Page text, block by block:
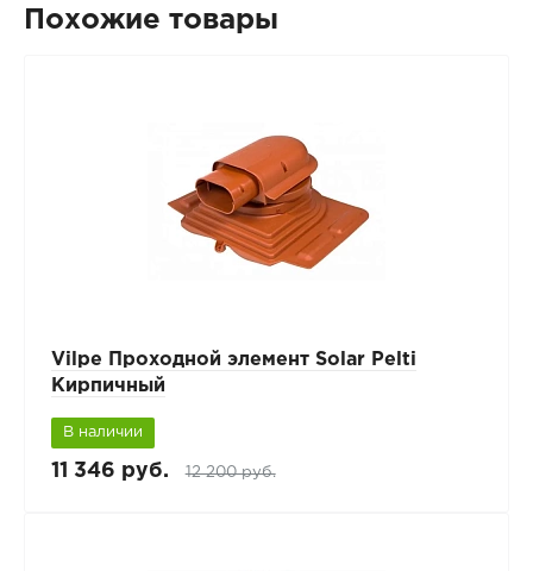
Похожие товары
Vilpe Проходной элемент Solar Pelti
Кирпичный
В наличии
11 346 руб. 12 200 руб.